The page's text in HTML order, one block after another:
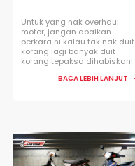
Untuk yang nak overhaul
motor, jangan abaikan
perkara ni kalau tak nak duit
korang lagi banyak duit
korang tepaksa dihabiskan!
BACA LEBIH LANJUT